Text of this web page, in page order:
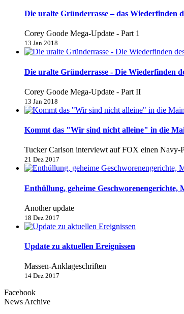
Die uralte Gründerrasse – das Wiederfinden
Corey Goode Mega-Update - Part 1
13 Jan 2018
Die uralte Gründerrasse - Die Wiederfinden
Corey Goode Mega-Update - Part II
13 Jan 2018
Kommt das "Wir sind nicht alleine" in die
Tucker Carlson interviewt auf FOX einen Navy-
21 Dez 2017
Enthüllung, geheime Geschworenengerichte,
Another update
18 Dez 2017
Update zu aktuellen Ereignissen
Massen-Anklageschriften
14 Dez 2017
Facebook
News Archive